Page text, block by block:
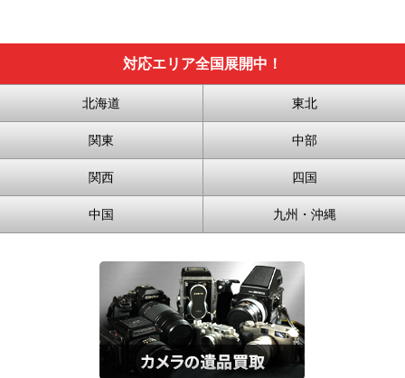
対応エリア全国展開中！
北海道 東北
関東 中部
関西 四国
中国 九州・沖縄